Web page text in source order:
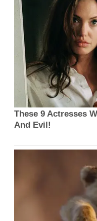
These 9 Actresses
And Evil!